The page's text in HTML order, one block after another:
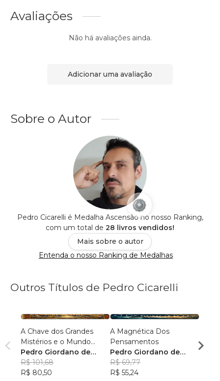
Avaliações
Não há avaliações ainda.
Adicionar uma avaliação
Sobre o Autor
Pedro Cicarelli é Medalha Ascensão no nosso Ranking,
com um total de 28 livros vendidos!
Mais sobre o autor
Entenda o nosso Ranking de Medalhas
Outros Títulos de Pedro Cicarelli
A Chave dos Grandes
Mistérios e o Mundo
Moderno
Pedro Giordano de
Faria e Cicarelli
R$ 101,68
R$ 80,50
A Magnética Dos
Pensamentos
Pedro Giordano de
Faria e Cicarelli
R$ 69,77
R$ 55,24